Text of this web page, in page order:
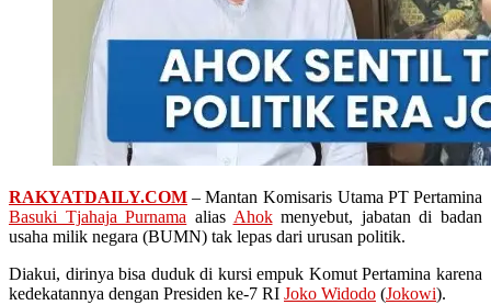
RAKYATDAILY.COM – Mantan Komisaris Utama PT Pertamina
Basuki Tjahaja Purnama alias Ahokmenyebut, jabatan di badan
usaha milik negara (BUMN) tak lepas dari urusan politik.
Diakui, dirinya bisa duduk di kursi empuk Komut Pertamina karena
kedekatannya dengan Presiden ke-7 RI Joko Widodo (Jokowi).